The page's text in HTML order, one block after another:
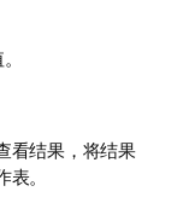
看结果，将结果
。